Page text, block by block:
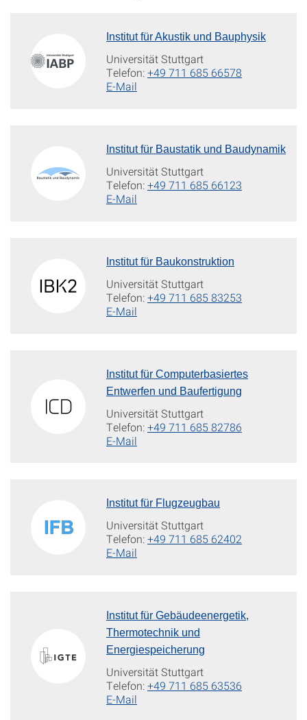
Institut für Akustik und Bauphysik
Universität Stuttgart
Telefon:+49 711 685 66578
E-Mail
Institut für Baustatik und Baudynamik
Universität Stuttgart
Telefon:+49 711 685 66123
E-Mail
Institut für Baukonstruktion
Universität Stuttgart
Telefon:+49 711 685 83253
E-Mail
Institut für Computerbasiertes
Entwerfen und Baufertigung
Universität Stuttgart
Telefon:+49 711 685 82786
E-Mail
Institut für Flugzeugbau
Universität Stuttgart
Telefon:+49 711 685 62402
E-Mail
Institut für Gebäudeenergetik,
Thermotechnik und
Energiespeicherung
Universität Stuttgart
Telefon:+49 711 685 63536
E-Mail